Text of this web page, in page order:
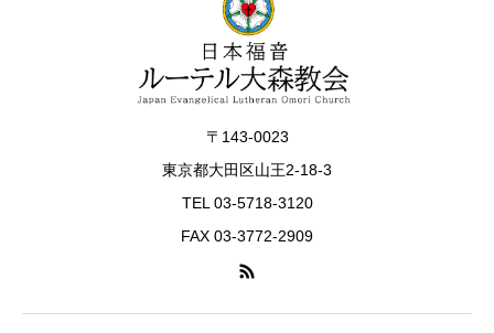
〒143-0023
東京都大田区山王2-18-3
TEL 03-5718-3120
FAX 03-3772-2909